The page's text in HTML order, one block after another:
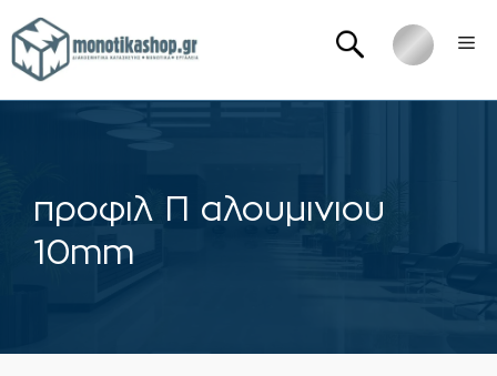
Μετάβαση
σε
περιεχόμενο
προφιλ Π αλουμινιου
10mm